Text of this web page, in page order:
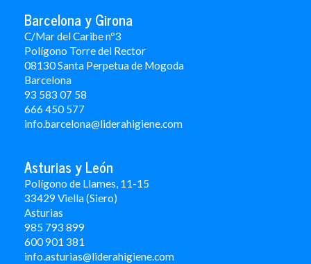
Barcelona y Girona
C/Mar del Caribe nº3
Polígono Torre del Rector
08130 Santa Perpetua de Mogoda
Barcelona
93 583 07 58
666 450 577
info.barcelona@liderahigiene.com
Asturias y León
Polígono de Llames, 11-15
33429 Viella (Siero)
Asturias
985 793 899
600 901 381
info.asturias@liderahigiene.com